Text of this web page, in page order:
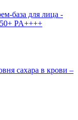
база для лица -
PA++++
сахара в крови –